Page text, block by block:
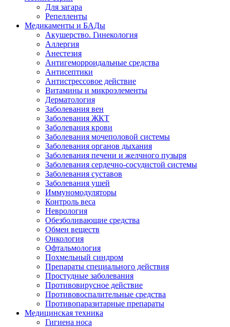
Для загара
Репелленты
Медикаменты и БАДы
Акушерство. Гинекология
Аллергия
Анестезия
Антигеморроидальные средства
Антисептики
Антистрессовое действие
Витамины и микроэлементы
Дерматология
Заболевания вен
Заболевания ЖКТ
Заболевания крови
Заболевания мочеполовой системы
Заболевания органов дыхания
Заболевания печени и желчного пузыря
Заболевания сердечно-сосудистой системы
Заболевания суставов
Заболевания ушей
Иммуномодуляторы
Контроль веса
Неврология
Обезболивающие средства
Обмен веществ
Онкология
Офтальмология
Похмельный синдром
Препараты специального действия
Простудные заболевания
Противовирусное действие
Противовоспалительные средства
Противопаразитарные препараты
Медицинская техника
Гигиена носа